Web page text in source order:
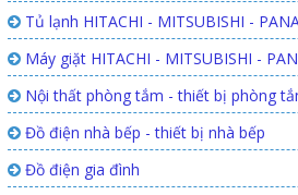
Tủ lạnh HITACHI - MITSUBISHI -
Máy giặt HITACHI - MITSUBISHI -
Nội thất phòng tắm - thiết bị phòng
Đồ điện nhà bếp - thiết bị nhà bếp
Đồ điện gia đình